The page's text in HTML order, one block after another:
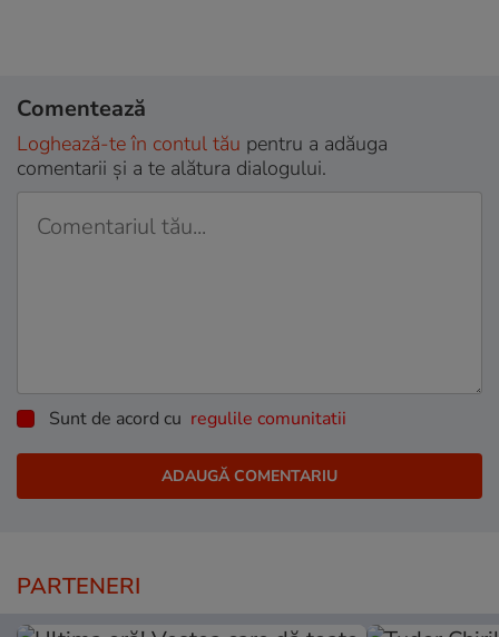
Comentează
Loghează-te în contul tău pentru a adăuga
comentarii și a te alătura dialogului.
Sunt de acord cu regulile comunitatii
PARTENERI